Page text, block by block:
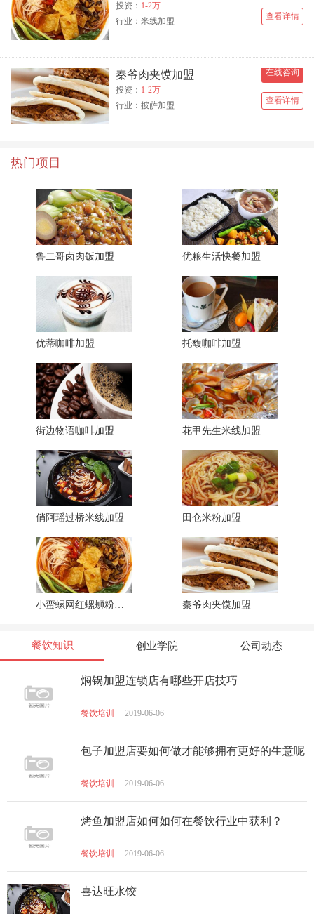
投资： 1-2万
行业：米线加盟
查看详情
秦爷肉夹馍加盟
投资： 1-2万
行业：披萨加盟
在线咨询
查看详情
热门项目
鲁二哥卤肉饭加盟 优粮生活快餐加盟
优蒂咖啡加盟 托馥咖啡加盟
街边物语咖啡加盟 花甲先生米线加盟
俏阿瑶过桥米线加盟 田仓米粉加盟
小蛮螺网红螺蛳粉加盟 秦爷肉夹馍加盟
餐饮知识 创业学院 公司动态
焖锅加盟连锁店有哪些开店技巧
餐饮培训 2019-06-06
包子加盟店要如何做才能够拥有更好的生意呢
餐饮培训 2019-06-06
烤鱼加盟店如何如何在餐饮行业中获利？
餐饮培训 2019-06-06
喜达旺水饺